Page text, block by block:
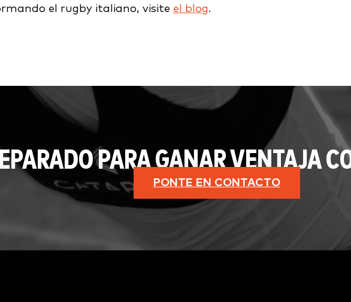
el rugby italiano, visite el blog.
PARA GANAR VENTAJA
PONTE EN CONTACTO